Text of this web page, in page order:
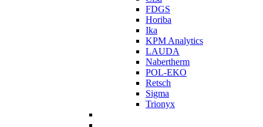
FDGS
Horiba
Ika
KPM Analytics
LAUDA
Nabertherm
POL-EKO
Retsch
Sigma
Trionyx